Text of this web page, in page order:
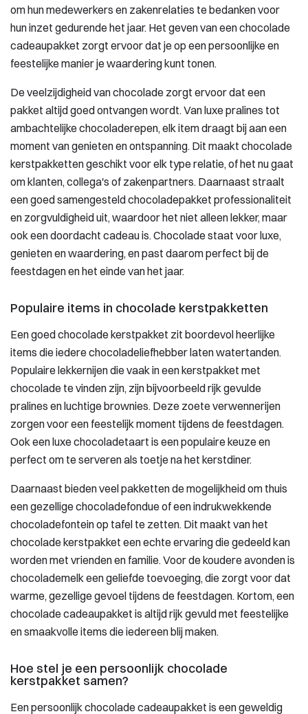
om hun medewerkers en zakenrelaties te bedanken voor
hun inzet gedurende het jaar. Het geven van een chocolade
cadeaupakket zorgt ervoor dat je op een persoonlijke en
feestelijke manier je waardering kunt tonen.
De veelzijdigheid van chocolade zorgt ervoor dat een
pakket altijd goed ontvangen wordt. Van luxe pralines tot
ambachtelijke chocoladerepen, elk item draagt bij aan een
moment van genieten en ontspanning. Dit maakt chocolade
kerstpakketten geschikt voor elk type relatie, of het nu gaat
om klanten, collega's of zakenpartners. Daarnaast straalt
een goed samengesteld chocoladepakket professionaliteit
en zorgvuldigheid uit, waardoor het niet alleen lekker, maar
ook een doordacht cadeau is. Chocolade staat voor luxe,
genieten en waardering, en past daarom perfect bij de
feestdagen en het einde van het jaar.
Populaire items in chocolade kerstpakketten
Een goed chocolade kerstpakket zit boordevol heerlijke
items die iedere chocoladeliefhebber laten watertanden.
Populaire lekkernijen die vaak in een kerstpakket met
chocolade te vinden zijn, zijn bijvoorbeeld rijk gevulde
pralines en luchtige brownies. Deze zoete verwennerijen
zorgen voor een feestelijk moment tijdens de feestdagen.
Ook een luxe chocoladetaart is een populaire keuze en
perfect om te serveren als toetje na het kerstdiner.
Daarnaast bieden veel pakketten de mogelijkheid om thuis
een gezellige chocoladefondue of een indrukwekkende
chocoladefontein op tafel te zetten. Dit maakt van het
chocolade kerstpakket een echte ervaring die gedeeld kan
worden met vrienden en familie. Voor de koudere avonden is
chocolademelk een geliefde toevoeging, die zorgt voor dat
warme, gezellige gevoel tijdens de feestdagen. Kortom, een
chocolade cadeaupakket is altijd rijk gevuld met feestelijke
en smaakvolle items die iedereen blij maken.
Hoe stel je een persoonlijk chocolade
kerstpakket samen?
Een persoonlijk chocolade cadeaupakket is een geweldig